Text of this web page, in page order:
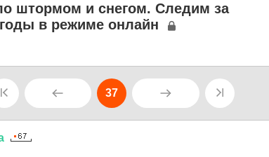
штормом и снегом. Следим за
в режиме онлайн
37